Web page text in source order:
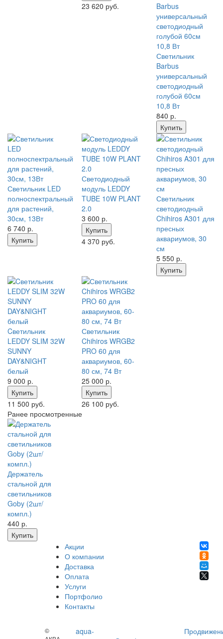
23 620 руб.
Светильник
Barbus
универсальный
светодиодный
голубой 60см
10,8 Вт
840 р.
Купить
Светильник LED
полноспектральный
для растений,
30см, 13Вт
6 740 р.
Купить
Светодиодный
модуль LEDDY
TUBE 10W PLANT
2.0
3 600 р.
Купить
4 370 руб.
Светильник
светодиодный
Chihiros A301 для
пресных
аквариумов, 30
см
5 550 р.
Купить
Cветильник
LEDDY SLIM 32W
SUNNY
DAY&NIGHT
белый
9 000 р.
Купить
11 500 руб.
Светильник
Chihiros WRGB2
PRO 60 для
аквариумов, 60-
80 см, 74 Вт
25 000 р.
Купить
26 100 руб.
Ранее просмотренные
Держатель
стальной для
светильников
Goby (2шт/
компл.)
440 р.
Купить
Акции
О компании
Доставка
Оплата
Услуги
Портфолио
Контакты
©
aqua-